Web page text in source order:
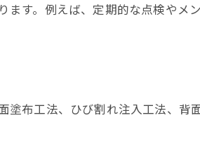
す。例えば、定期的な点検やメ
布工法、ひび割れ注入工法、背